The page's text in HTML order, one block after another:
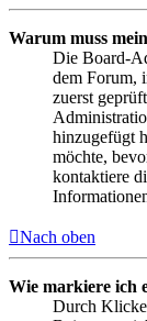
Warum muss
Die Board-
dem Forum,
zuerst
hinzugefügt
möchte,
kontaktiere
Nach oben
Wie markiere ich
Durch